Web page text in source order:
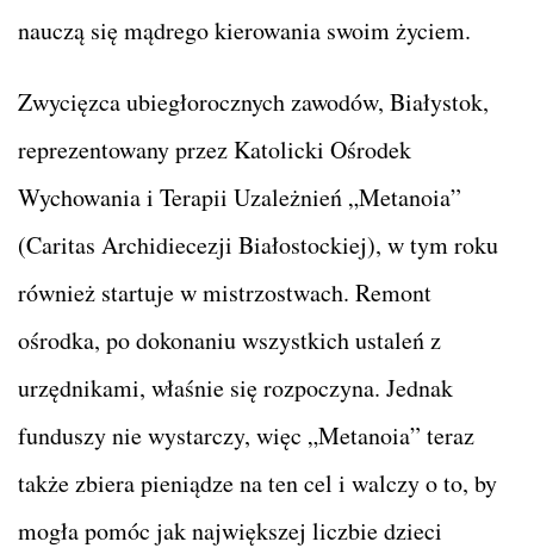
nauczą się mądrego kierowania swoim życiem.
Zwycięzca ubiegłorocznych zawodów, Białystok,
reprezentowany przez Katolicki Ośrodek
Wychowania i Terapii Uzależnień „Metanoia”
(Caritas Archidiecezji Białostockiej), w tym roku
również startuje w mistrzostwach. Remont
ośrodka, po dokonaniu wszystkich ustaleń z
urzędnikami, właśnie się rozpoczyna. Jednak
funduszy nie wystarczy, więc „Metanoia” teraz
także zbiera pieniądze na ten cel i walczy o to, by
mogła pomóc jak największej liczbie dzieci